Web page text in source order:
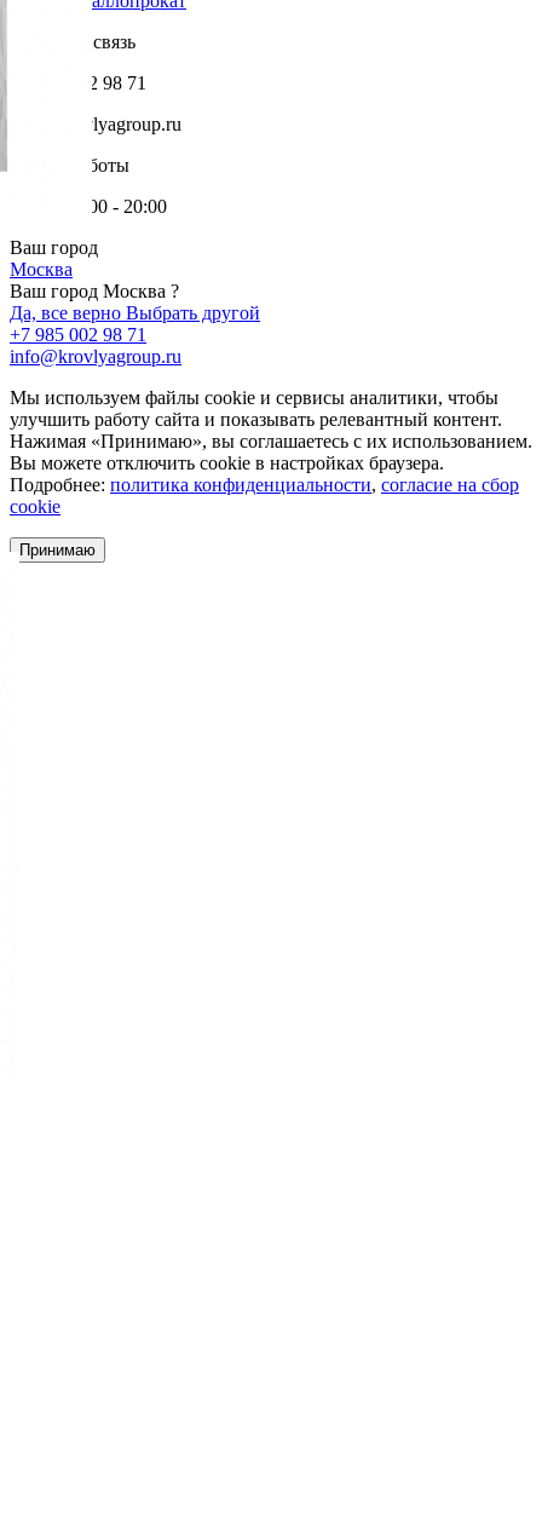
Обратная связь
+7 985 002 98 71
info@krovlyagroup.ru
Режим работы
Пн-Пт: 9:00 - 20:00
Ваш город
Москва
Ваш город Москва ?
Да, все верно Выбрать другой
+7 985 002 98 71
info@krovlyagroup.ru
Мы используем файлы cookie и сервисы аналитики, чтобы
улучшить работу сайта и показывать релевантный контент.
Нажимая «Принимаю», вы соглашаетесь с их использованием.
Вы можете отключить cookie в настройках браузера.
Подробнее: политика конфиденциальности, согласие на сбор
cookie
Принимаю